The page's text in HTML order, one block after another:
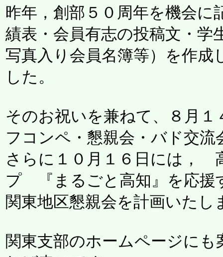
昨年，創部５０周年を機会に
績表・会員有志の投稿文・学
写真入り会員名簿等）を作成
した。
そのお祝いを兼ねて、８月
フコンペ・懇親会・バド交流
さらに１０月１６日には，
プ 『まるごと高知』を応援
関東地区懇親会を計画いたし
関東支部のホームページに